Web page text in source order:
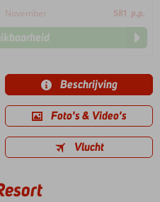
November 581 p.p.
Beschrijving
Foto's & Video's
Vlucht